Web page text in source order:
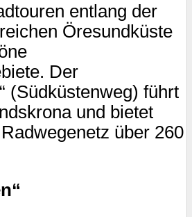
entlang der
Öresundküste
Der
(Südküstenweg) führt
und bietet
über 260